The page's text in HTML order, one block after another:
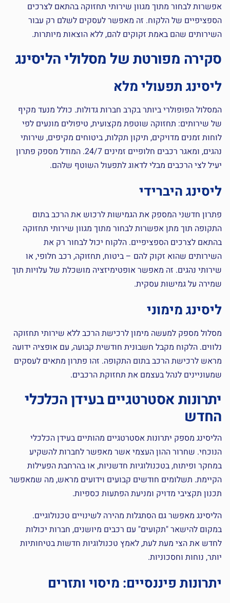
אפשרות לבחור מתוך מגוון שירותי תחזוקה בהתאם לצרכים
הספציפיים של הלקוח. זה מאפשר לעסקים לשלם רק עבור
השירותים שהם באמת זקוקים להם, ללא הוצאות מיותרות.
סקירה מפורטת של מסלולי הליסינג
ליסינג תפעולי מלא
המסלול הפופולרי ביותר בקרב חברות גדולות. כולל מנעד מקיף
של שירותים: תחזוקה שוטפת מקצועית, טיפולים מונעים לפי
לוחות זמנים מדויקים, תיקון תקלות, ביטוחים מקיפים, שירותי
נהגים, ומאגר רכבים חלופיים זמינים 24/7. המודל מספק פתרון
יעיל לצי הרכבים מבלי לדאוג לתפעול השוטף שלהם.
ליסינג היברידי
פתרון חדשני המספק את הגמישות לרכוש את הרכב בתום
התקופה תוך מתן אפשרות לבחור מתוך מגוון שירותי תחזוקה
בהתאם לצרכים הספציפיים. הלקוח יכול לבחור רק את
השירותים שהוא זקוק להם – ביטוח, תחזוקה, רכב חלופי, או
שירותי נהגים. זה מאפשר אופטימיזציה מושכלת של עלויות תוך
שמירה על גמישות עסקית.
ליסינג מימוני
מסלול מספק למעשה מימון לרכישת הרכב ללא שירותי תחזוקה
נלווים. הלקוח מקבל חשבונית חודשית קבועה, עם אופציה ידועה
מראש לרכישת הרכב בתום התקופה. זהו פתרון מתאים לעסקים
שמעוניינים לנהל בעצמם את תחזוקת הרכבים.
יתרונות אסטרטגיים בעידן הכלכלי
החדש
הליסינג מספק יתרונות אסטרטגיים מהותיים בעידן הכלכלי
הנוכחי. שחרור ההון העצמי אשר מאפשר לחברות להשקיע
במחקר ופיתוח, בטכנולוגיות חדשניות, או בהרחבת הפעילות
הקיימת. תשלומים חודשים קבועים וידועים מראש, מה שמאפשר
תכנון תקציבי מדויק ומניעת הפתעות כספיות.
הליסינג מאפשר גם הסתגלות מהירה לשינויים טכנולוגיים.
במקום להישאר "תקועים" עם רכבים מיושנים, חברות יכולות
לחדש את הצי מעת לעת, לאמץ טכנולוגיות חדשות בטיחותיות
יותר, נוחות וחסכוניות.
יתרונות פיננסיים: מיסוי ותזרים